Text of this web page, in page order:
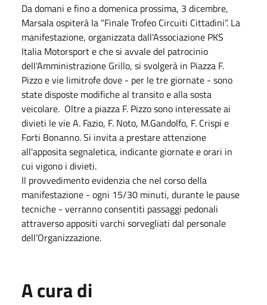
Da domani e fino a domenica prossima, 3 dicembre,
Marsala ospiterà la “Finale Trofeo Circuiti Cittadini”. La
manifestazione, organizzata dall'Associazione PKS
Italia Motorsport e che si avvale del patrocinio
dell'Amministrazione Grillo, si svolgerà in Piazza F.
Pizzo e vie limitrofe dove - per le tre giornate - sono
state disposte modifiche al transito e alla sosta
veicolare. Oltre a piazza F. Pizzo sono interessate ai
divieti le vie A. Fazio, F. Noto, M.Gandolfo, F. Crispi e
Forti Bonanno. Si invita a prestare attenzione
all'apposita segnaletica, indicante giornate e orari in
cui vigono i divieti.
Il provvedimento evidenzia che nel corso della
manifestazione - ogni 15/30 minuti, durante le pause
tecniche - verranno consentiti passaggi pedonali
attraverso appositi varchi sorvegliati dal personale
dell’Organizzazione.
A cura di